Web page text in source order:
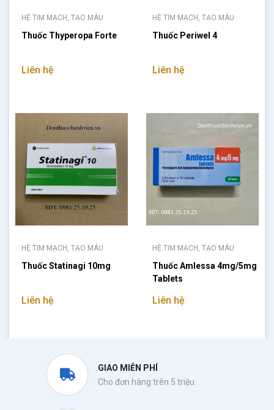
HỆ TIM MẠCH, TẠO MÁU
Thuốc Thyperopa Forte
Liên hệ
HỆ TIM MẠCH, TẠO MÁU
Thuốc Periwel 4
Liên hệ
HỆ TIM MẠCH, TẠO MÁU
Thuốc Statinagi 10mg
Liên hệ
HỆ TIM MẠCH, TẠO MÁU
Thuốc Amlessa 4mg/5mg
Tablets
Liên hệ
GIAO MIỄN PHÍ
Cho đơn hàng trên 5 triệu